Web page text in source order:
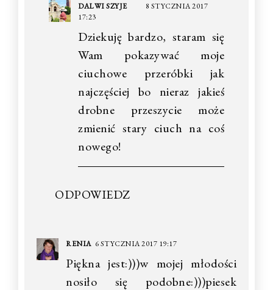
DALWI SZYJE
8 STYCZNIA 2017
17:23
Dziekuję bardzo, staram się
Wam pokazywać moje
ciuchowe przeróbki jak
najczęściej bo nieraz jakieś
drobne przeszycie może
zmienić stary ciuch na coś
nowego!
ODPOWIEDZ
RENIA 6 STYCZNIA 2017 19:17
Piękna jest:)))w mojej młodości
nosiło się podobne:)))piesek